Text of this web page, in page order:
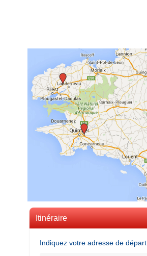
Itinéraire
Indiquez votre adresse de départ